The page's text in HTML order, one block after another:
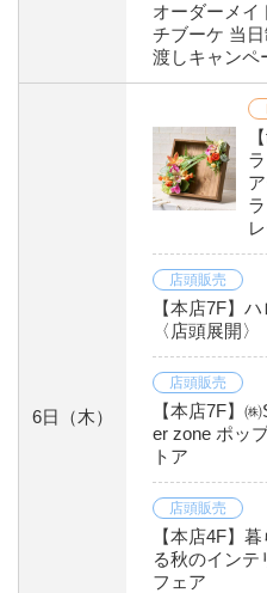
オーダーメイ
チブーケ 当
渡しキャンペ
6日 （木）
店頭販売
【本店7F】
〈店頭展開〉
店頭販売
【本店7F】
er zone ポッ
トア
店頭販売
【本店4F】
る秋のインテ
フェア